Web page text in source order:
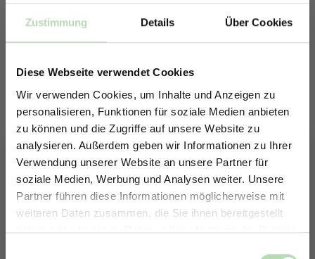
Zustimmung Details Über Cookies
Diese Webseite verwendet Cookies
Wir verwenden Cookies, um Inhalte und Anzeigen zu
personalisieren, Funktionen für soziale Medien anbieten
zu können und die Zugriffe auf unsere Website zu
analysieren. Außerdem geben wir Informationen zu Ihrer
Verwendung unserer Website an unsere Partner für
soziale Medien, Werbung und Analysen weiter. Unsere
Partner führen diese Informationen möglicherweise mit
weiteren Daten zusammen, die Sie ihnen bereitgestellt
haben oder die sie im Rahmen Ihrer Nutzung der Dienste
ERHALTE 5% RABATT AUF
DEINE RÜCKWÄNDE